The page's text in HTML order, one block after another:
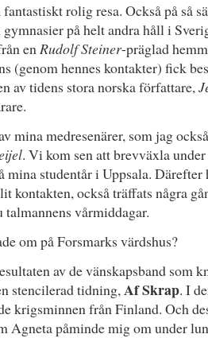
rolig resa. Också på så
på helt andra håll i
enRudolf Steiner-präglad
(genom hennes kontakter) fick
av tidens stora norska författare,
mina medresenärer, som jag
. Vi kom sen att brevväxla
mina studentår i Uppsala.
kontakten, också träffats några
talmannens vårmiddagar.
om på Forsmarks värdshus?
av de vänskapsband som
stencilerad tidning,Af Skrap. I
krigsminnen från Finland. Och
Agneta påminde mig om under